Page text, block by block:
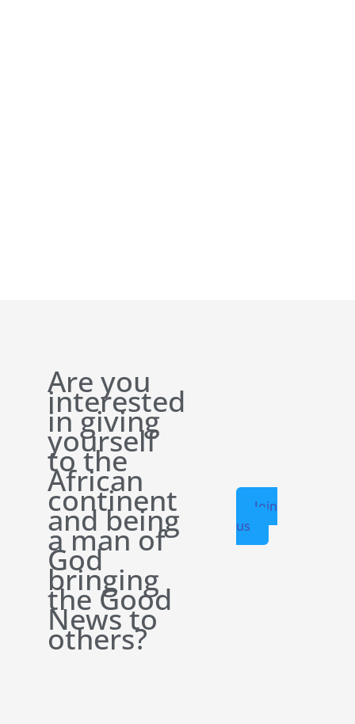
Are you
interested
in giving
yourself
to the
African
continent
and being
a man of
God
bringing
the Good
News to
others?
Join
us